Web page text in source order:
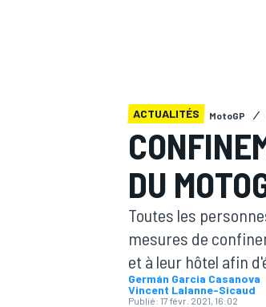
MOTOGP
ACTUALITÉS MotoGP
DU
Toutes les
mesures de
et à leur hôtel afin
Germán Garcia Casanova
Vincent Lalanne-Sicaud
Publié: 17 févr. 2021, 16:02